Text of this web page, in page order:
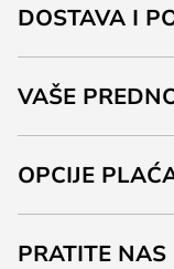
DOSTAVA I
VAŠE
OPCIJE
PRATITE NAS